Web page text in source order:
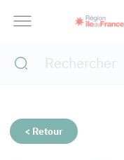
< Retour